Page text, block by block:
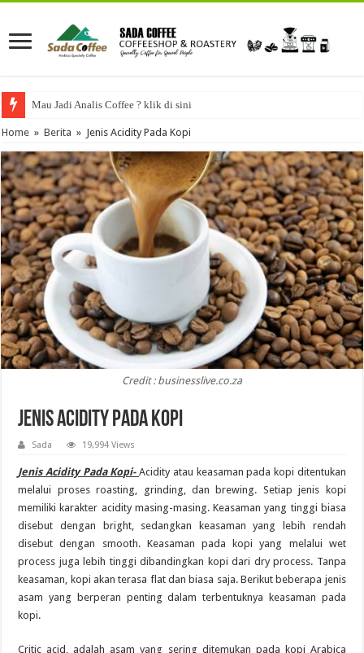
Mau Jadi Analis Coffee ? klik di sini
Home » Berita » Jenis Acidity Pada Kopi
Credit : businesslive.co.za
Jenis Acidity Pada Kopi
Sada 19,994 Views
Jenis Acidity Pada Kopi-Acidity atau keasaman pada kopi ditentukan
melalui proses roasting, grinding, dan brewing. Setiap jenis kopi
memiliki karakter acidity masing-masing. Keasaman yang tinggi biasa
disebut dengan bright, sedangkan keasaman yang lebih rendah
disebut dengan smooth. Keasaman pada kopi yang melalui wet
process juga lebih tinggi dibandingkan kopi dari dry process. Tanpa
keasaman, kopi akan terasa flat dan biasa saja. Berikut beberapa jenis
asam yang berperan penting dalam terbentuknya keasaman pada
kopi.
Critic acid, adalah asam yang sering ditemukan pada kopi Arabica